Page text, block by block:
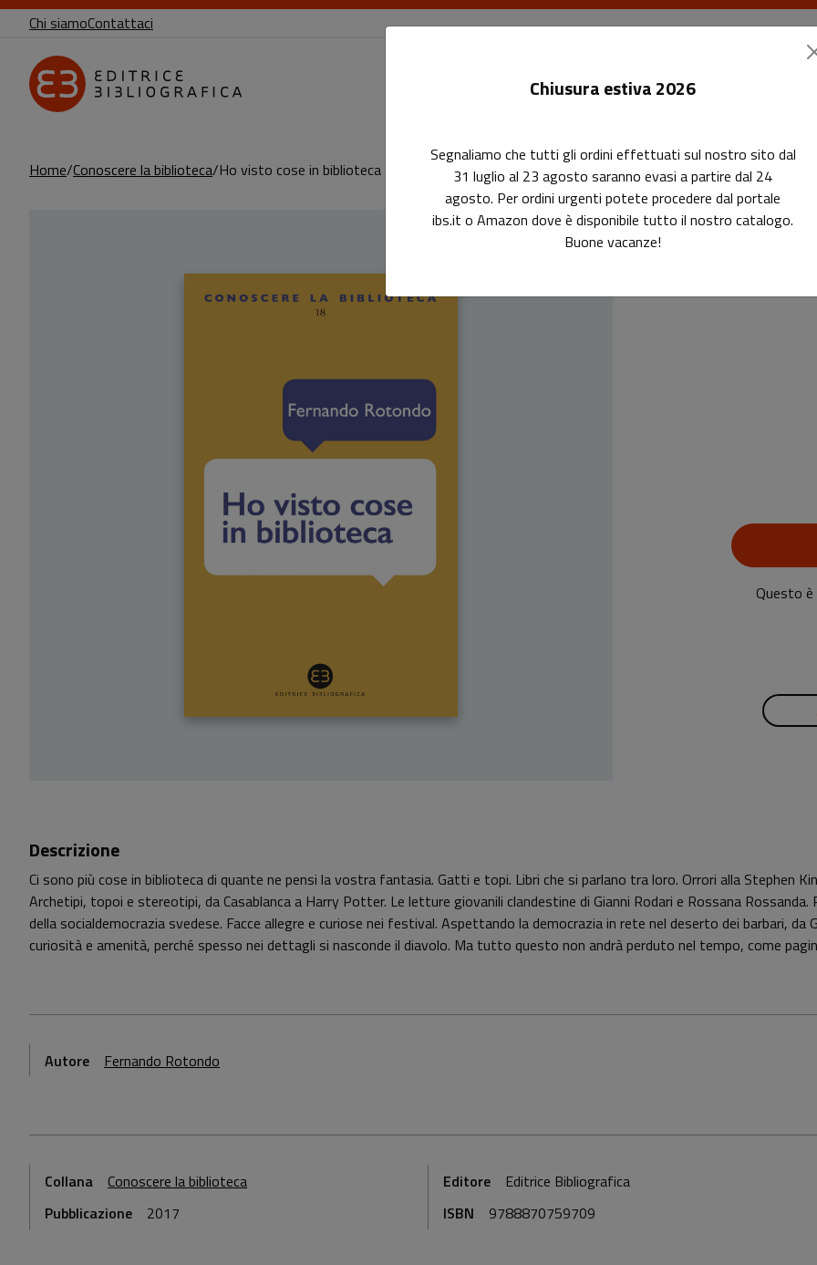
Chi siamoContattaci
Le riviste I corsi
Home Conoscere la biblioteca Ho visto cose in biblioteca
che voi
Questo
Descrizione
Ci sono più cose in biblioteca di quante ne pensi la vostra fantasia. Gatti e topi. Libri che si parlano tra loro. Orrori alla Stephen
Archetipi, topoi e stereotipi, da Casablanca a Harry Potter. Le letture giovanili clandestine di Gianni Rodari e Rossana Rossanda.
della socialdemocrazia svedese. Facce allegre e curiose nei festival. Aspettando la democrazia in rete nel deserto dei barbari,
curiosità e amenità, perché spesso nei dettagli si nasconde il diavolo. Ma tutto questo non andrà perduto nel tempo, come
Autore Fernando Rotondo
Collana Conoscere la biblioteca Editore Editrice Bibliografica
Pubblicazione
2017 ISBN 9788870759709
Chiusura estiva 2026
Segnaliamo che tutti gli ordini effettuati sul nostro sito dal
31 luglio al 23 agosto saranno evasi a partire dal 24
agosto. Per ordini urgenti potete procedere dal portale
ibs.it o Amazon dove è disponibile tutto il nostro catalogo.
Buone vacanze!